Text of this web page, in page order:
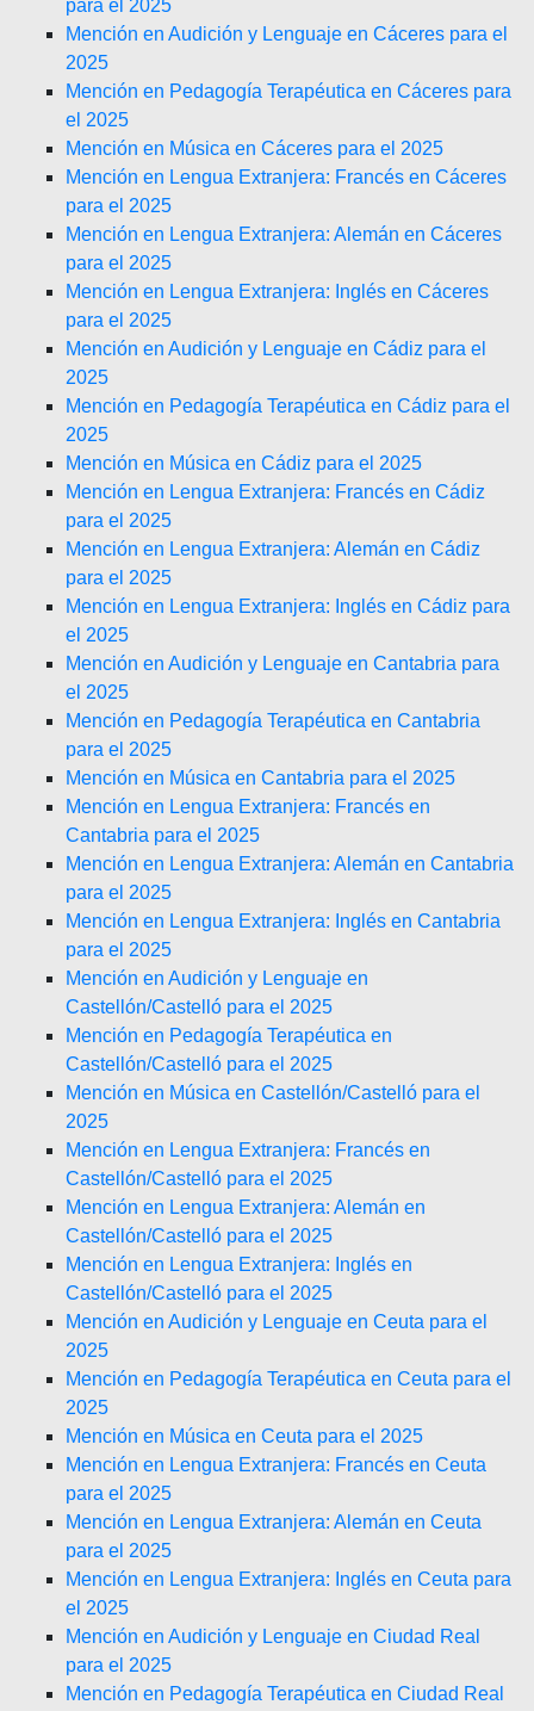
para el 2025
Mención en Audición y Lenguaje en Cáceres para el
2025
Mención en Pedagogía Terapéutica en Cáceres para
el 2025
Mención en Música en Cáceres para el 2025
Mención en Lengua Extranjera: Francés en Cáceres
para el 2025
Mención en Lengua Extranjera: Alemán en Cáceres
para el 2025
Mención en Lengua Extranjera: Inglés en Cáceres
para el 2025
Mención en Audición y Lenguaje en Cádiz para el
2025
Mención en Pedagogía Terapéutica en Cádiz para el
2025
Mención en Música en Cádiz para el 2025
Mención en Lengua Extranjera: Francés en Cádiz
para el 2025
Mención en Lengua Extranjera: Alemán en Cádiz
para el 2025
Mención en Lengua Extranjera: Inglés en Cádiz para
el 2025
Mención en Audición y Lenguaje en Cantabria para
el 2025
Mención en Pedagogía Terapéutica en Cantabria
para el 2025
Mención en Música en Cantabria para el 2025
Mención en Lengua Extranjera: Francés en
Cantabria para el 2025
Mención en Lengua Extranjera: Alemán en Cantabria
para el 2025
Mención en Lengua Extranjera: Inglés en Cantabria
para el 2025
Mención en Audición y Lenguaje en
Castellón/Castelló para el 2025
Mención en Pedagogía Terapéutica en
Castellón/Castelló para el 2025
Mención en Música en Castellón/Castelló para el
2025
Mención en Lengua Extranjera: Francés en
Castellón/Castelló para el 2025
Mención en Lengua Extranjera: Alemán en
Castellón/Castelló para el 2025
Mención en Lengua Extranjera: Inglés en
Castellón/Castelló para el 2025
Mención en Audición y Lenguaje en Ceuta para el
2025
Mención en Pedagogía Terapéutica en Ceuta para el
2025
Mención en Música en Ceuta para el 2025
Mención en Lengua Extranjera: Francés en Ceuta
para el 2025
Mención en Lengua Extranjera: Alemán en Ceuta
para el 2025
Mención en Lengua Extranjera: Inglés en Ceuta para
el 2025
Mención en Audición y Lenguaje en Ciudad Real
para el 2025
Mención en Pedagogía Terapéutica en Ciudad Real